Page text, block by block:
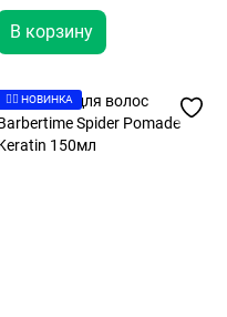
В корзину
👉🏻 НОВИНКА